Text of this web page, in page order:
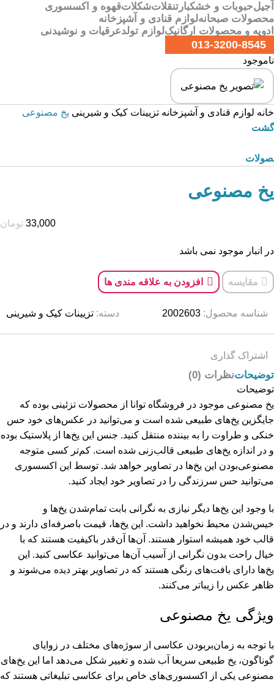
آجیلحبوبات و خشکبار تنقلاتشکلاتقهوه و اکسسوری
محصولات صبحانهلوازم قنادی و آشپزخانه
ادویه و محصولات ارگانیکلوازم تولدعرقیات و نوشیدنی
013-3200-8545
ناموجود
خانه لوازم قنادی و آشپزخانه تزیینات کیک و شیرینی یخ مصنوعی
یخ مصنوعی
33,000 تومان
در انبار موجود نمی باشد
مقایسه افزودن به علاقه مندی ها
شناسه محصول: 2002603 دسته: تزیینات کیک و شیرینی
اشتراک گذاری
توضیحاتنظرات (0)
توضیحات
یخ مصنوعی موجود در فروشگاه توانا از محصولات تزئینی بوده که
جایگزین یخ‌های طبیعی شده است و می‌توانید در عکس‌های خود حس
خنکی و طراوت را به بیننده منتقل کنید. جنس این یخ‌ها از پلاستیک بوده
و در اندازه یخ‌های طبیعی قالب‌زنی شده است. کم‌تر کسی متوجه
مصنوعی‌بودن این یخ‌ها در تصاویر خواهد شد. توسط این اکسسوری
می‌توانید حس سرزندگی را در تصاویر خود ایجاد کنید.
با وجود این یخ‌ها دیگر نیازی به نگرانی بابت تمام‌شدن یخ‌ها و
خیس‌شدن محیط نخواهید داشت. این یخ‌ها، قیمت باصرفه‌ای دارند و در
قالب خود همیشه استوار هستند. آن‌ها آن‌قدر باکیفیت هستند که با
خیال راحت بدون نگرانی از آسیب آن‌ها می‌توانید عکاسی کنید. این
یخ‌ها دارای بافت‌های رنگی هستند که در تصاویر بهتر دیده می‌شوند و
ظاهر عکس را زیباتر می‌کنند.
ویژگی یخ مصنوعی
با توجه به زمان‌بربودن عکاسی از سوژه‌های مختلف در زوایای
گوناگون، یخ طبیعی سریعا آب شده و تغییر شکل می‌دهد اما این یخ‌های
مصنوعی یکی از اکسسوری‌های خاص برای عکاسی تبلیغاتی هستند که